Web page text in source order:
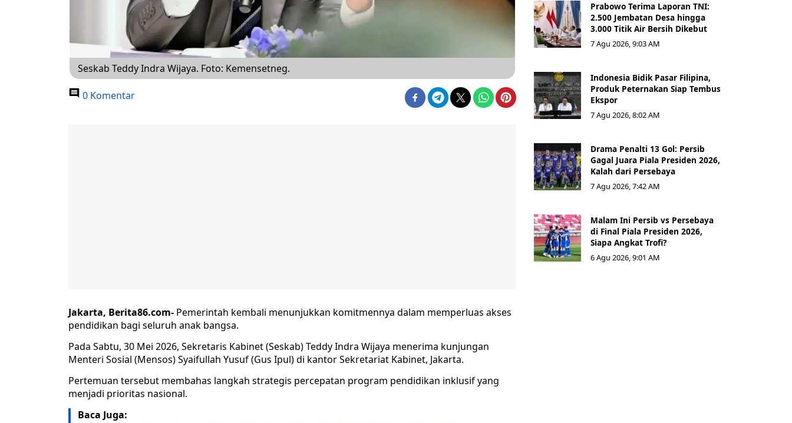
Seskab Teddy Indra Wijaya. Foto: Kemensetneg.
0 Komentar
Jakarta, Berita86.com- Pemerintah kembali menunjukkan komitmennya dalam memperluas akses
pendidikan bagi seluruh anak bangsa.
Pada Sabtu, 30 Mei 2026, Sekretaris Kabinet (Seskab) Teddy Indra Wijaya menerima kunjungan
Menteri Sosial (Mensos) Syaifullah Yusuf (Gus Ipul) di kantor Sekretariat Kabinet, Jakarta.
Pertemuan tersebut membahas langkah strategis percepatan program pendidikan inklusif yang
menjadi prioritas nasional.
Baca Juga:
Prabowo Terima Laporan TNI:
2.500 Jembatan Desa hingga
3.000 Titik Air Bersih Dikebut
7 Agu 2026, 9:03 AM
Indonesia Bidik Pasar Filipina,
Produk Peternakan Siap Tembus
Ekspor
7 Agu 2026, 8:02 AM
Drama Penalti 13 Gol: Persib
Gagal Juara Piala Presiden 2026,
Kalah dari Persebaya
7 Agu 2026, 7:42 AM
Malam Ini Persib vs Persebaya
di Final Piala Presiden 2026,
Siapa Angkat Trofi?
6 Agu 2026, 9:01 AM